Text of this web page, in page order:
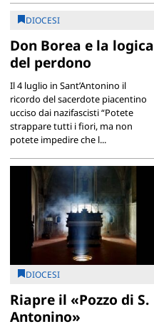
DIOCESI
Don Borea e la logica
del perdono
Il 4 luglio in Sant’Antonino il
ricordo del sacerdote piacentino
ucciso dai nazifascisti “Potete
strappare tutti i fiori, ma non
potete impedire che l...
DIOCESI
Riapre il «Pozzo di S.
Antonino»